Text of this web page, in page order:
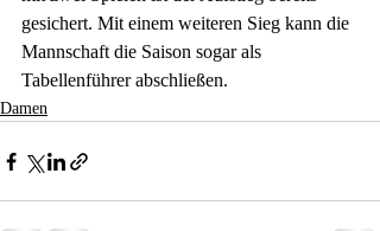
gesichert. Mit einem weiteren Sieg kann die
Mannschaft die Saison sogar als
Tabellenführer abschließen.
Damen